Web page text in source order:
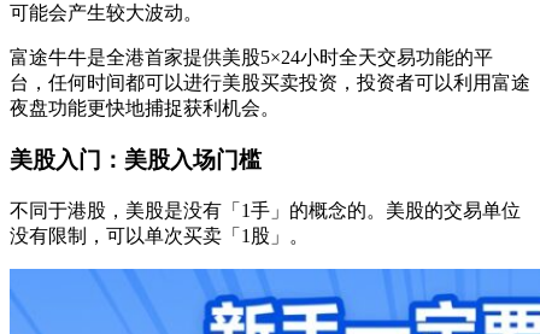
可能会产生较大波动。
富途牛牛是全港首家提供美股5×24小时全天交易功能的平
台，任何时间都可以进行美股买卖投资，投资者可以利用富途
夜盘功能更快地捕捉获利机会。
美股入门：美股入场门槛
不同于港股，美股是没有「1手」的概念的。美股的交易单位
没有限制，可以单次买卖「1股」。